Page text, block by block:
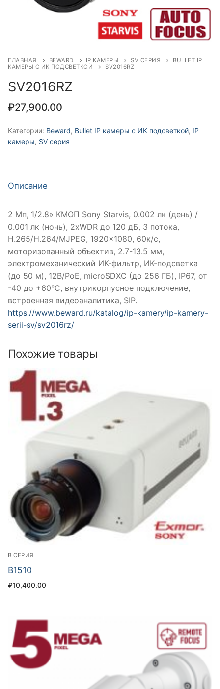
ГЛАВНАЯ BEWARD IP КАМЕРЫ SV СЕРИЯ
BULLET IP
КАМЕРЫ С ИК ПОДСВЕТКОЙ
SV2016RZ
SV2016RZ
₽27,900.00
Категории: Beward, Bullet IP камеры с ИК подсветкой, IP
камеры, SV серия
Описание
2 Мп, 1/2.8» КМОП Sony Starvis, 0.002 лк (день) /
0.001 лк (ночь), 2xWDR до 120 дБ, 3 потока,
H.265/H.264/MJPEG, 1920×1080, 60к/c,
моторизованный объектив, 2.7-13.5 мм,
электромеханический ИК-фильтр, ИК-подсветка
(до 50 м), 12B/PoE, microSDXC (до 256 ГБ), IP67, от
-40 до +60°С, внутрикорпусное подключение,
встроенная видеоаналитика, SIP.
https://www.beward.ru/katalog/ip-kamery/ip-kamery-
serii-sv/sv2016rz/
Похожие товары
B СЕРИЯ
B1510
₽10,400.00